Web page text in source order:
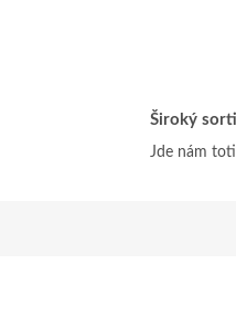
Široký
Jde nám